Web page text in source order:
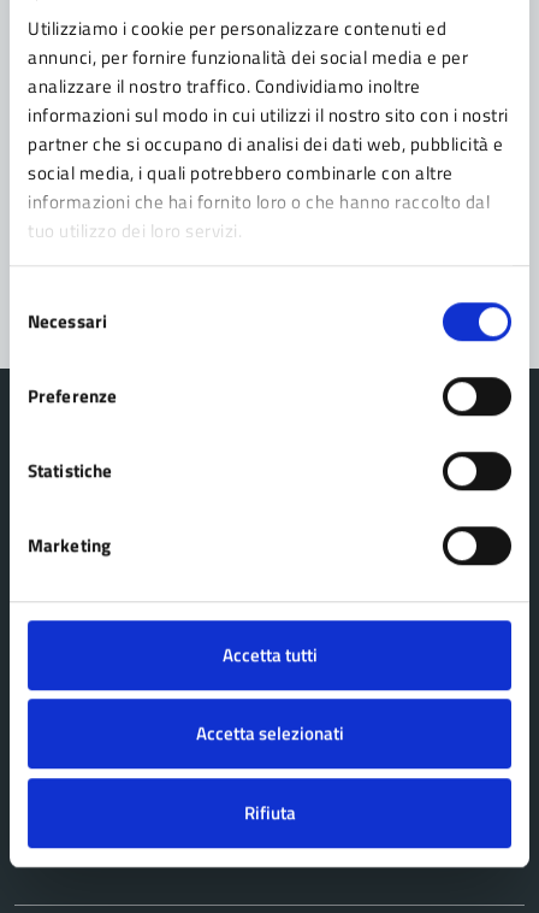
Utilizziamo i cookie per personalizzare contenuti ed
annunci, per fornire funzionalità dei social media e per
analizzare il nostro traffico. Condividiamo inoltre
informazioni sul modo in cui utilizzi il nostro sito con i nostri
partner che si occupano di analisi dei dati web, pubblicità e
social media, i quali potrebbero combinarle con altre
informazioni che hai fornito loro o che hanno raccolto dal
tuo utilizzo dei loro servizi.
delNecessari
Preferenze
Statistiche
Marketing
Accetta tutti
Accetta selezionati
Rifiuta
Leggi le domande frequenti
Richiedi assistenza
Prenota appuntamento
Problemi in città
Segnala disservizio
Organi di governo
Uffici
Politici
Documenti e dati